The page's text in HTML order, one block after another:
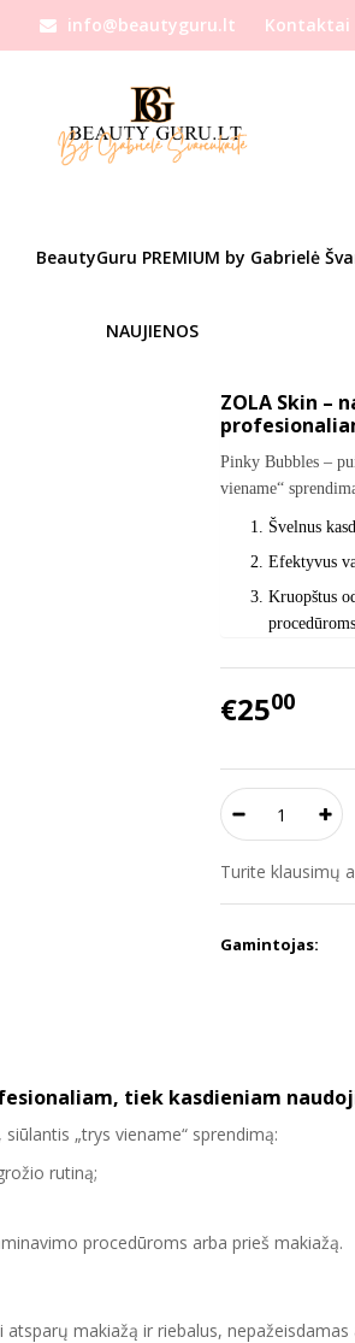
info@beautyguru.lt Kontaktai
BeautyGuru PREMIUM by Gabrielė
NAUJIENOS
kremas / putos – Pinky Bubbles Cream
BUBBLES CREAM
ZOLA Skin –
Pinky Bubbles –
viename“
Švelnus
Efektyvus
Kruopštus
€2500
Turite klausimų
Gamintojas:
tiek kasdieniam
„trys viename“ sprendimą:
rutiną;
procedūroms arba prieš makiažą.
makiažą ir riebalus,